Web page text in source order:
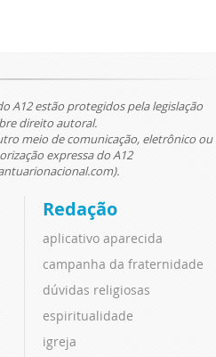
A12 estão protegidos pela legislação
direito autoral.
meio de comunicação, eletrônico ou
expressa do A12
Redação
aplicativo aparecida
campanha da fraternidade
dúvidas religiosas
espiritualidade
igreja